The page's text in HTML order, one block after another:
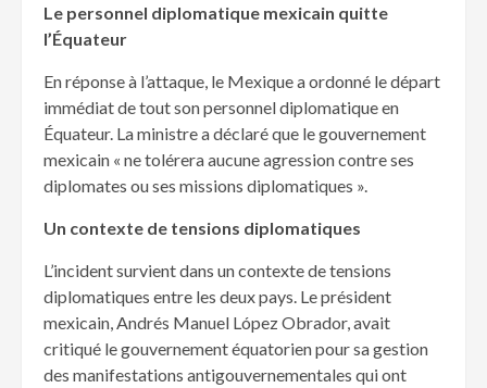
Le personnel diplomatique mexicain quitte
l’Équateur
En réponse à l’attaque, le Mexique a ordonné le départ
immédiat de tout son personnel diplomatique en
Équateur. La ministre a déclaré que le gouvernement
mexicain « ne tolérera aucune agression contre ses
diplomates ou ses missions diplomatiques ».
Un contexte de tensions diplomatiques
L’incident survient dans un contexte de tensions
diplomatiques entre les deux pays. Le président
mexicain, Andrés Manuel López Obrador, avait
critiqué le gouvernement équatorien pour sa gestion
des manifestations antigouvernementales qui ont